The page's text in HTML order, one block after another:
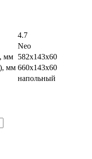
4.7
Neo
мм 582х143х60
мм 660х143х60
напольный